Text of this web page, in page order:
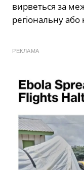
вирветься за
регіональну або
РЕКЛАМА